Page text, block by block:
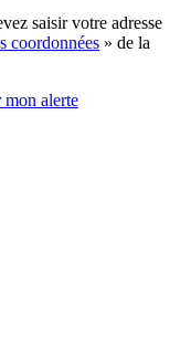
saisir votre adresse
coordonnées » de la
mon alerte